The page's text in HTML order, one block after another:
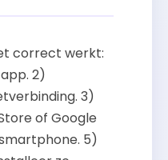
correct werkt:
2)
3)
of Google
5)